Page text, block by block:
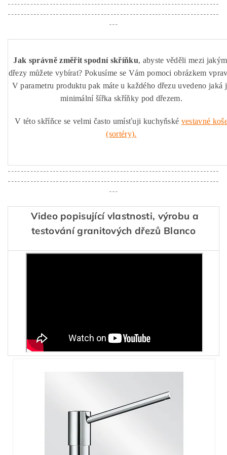
------------------------------------------------------------------
------------------------------------------------------------------
---
Jak správně změřit spodní skříňku, abyste věděli mezi
dřezy můžete vybírat? Pokusíme se Vám pomoci obrázkem
V parametru produktu pak máte u každého dřezu uvedeno jaká
minimální šířka skříňky pod dřezem.
V této skříňce se velmi často umísťuji kuchyňské vestavné
(sortéry).
------------------------------------------------------------------
------------------------------------------------------------------
---
Video popisující vlastnosti, výrobu a
testování granitových dřezů Blanco